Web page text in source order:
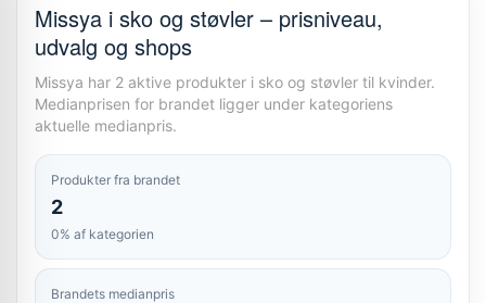
Missya i sko og støvler – prisniveau,
udvalg og shops
Missya har 2 aktive produkter i sko og støvler til kvinder.
Medianprisen for brandet ligger under kategoriens
aktuelle medianpris.
Produkter fra brandet
2
0% af kategorien
Brandets medianpris